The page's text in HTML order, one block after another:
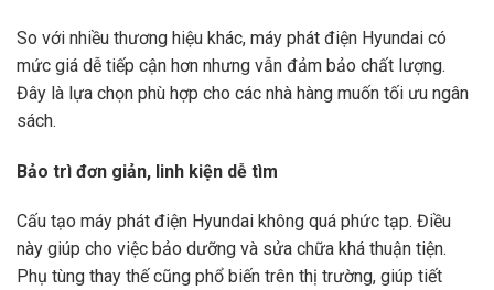
So với nhiều thương hiệu khác, máy phát điện Hyundai có
mức giá dễ tiếp cận hơn nhưng vẫn đảm bảo chất lượng.
Đây là lựa chọn phù hợp cho các nhà hàng muốn tối ưu ngân
sách.
Bảo trì đơn giản, linh kiện dễ tìm
Cấu tạo máy phát điện Hyundai không quá phức tạp. Điều
này giúp cho việc bảo dưỡng và sửa chữa khá thuận tiện.
Phụ tùng thay thế cũng phổ biến trên thị trường, giúp tiết